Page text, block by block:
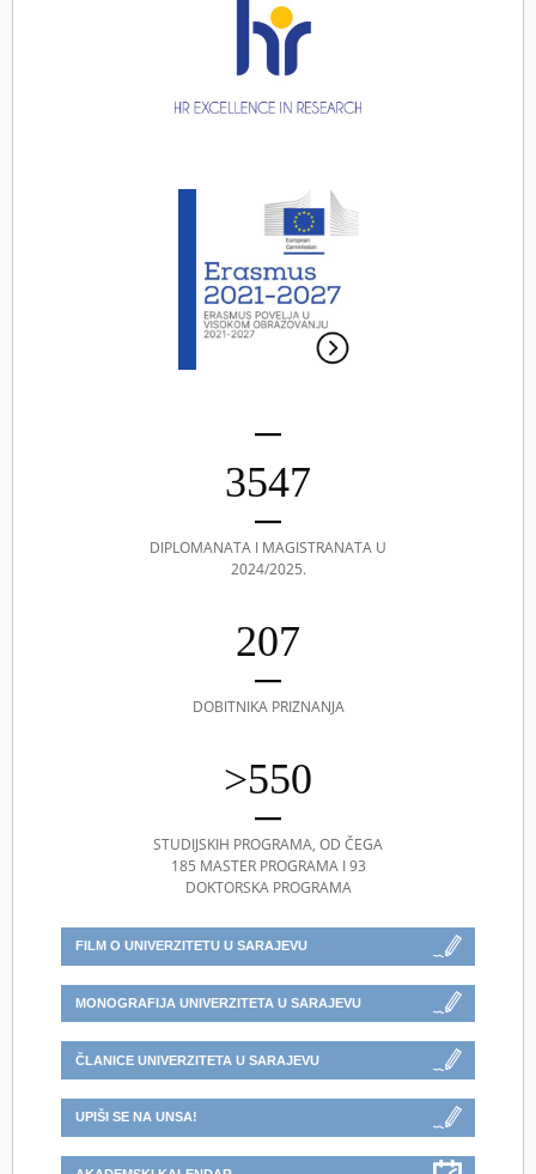
3547
DIPLOMANATA I MAGISTRANATA U
2024/2025.
207
DOBITNIKA PRIZNANJA
>550
STUDIJSKIH PROGRAMA, OD ČEGA
185 MASTER PROGRAMA I 93
DOKTORSKA PROGRAMA
FILM O UNIVERZITETU U SARAJEVU
MONOGRAFIJA UNIVERZITETA U SARAJEVU
ČLANICE UNIVERZITETA U SARAJEVU
UPIŠI SE NA UNSA!